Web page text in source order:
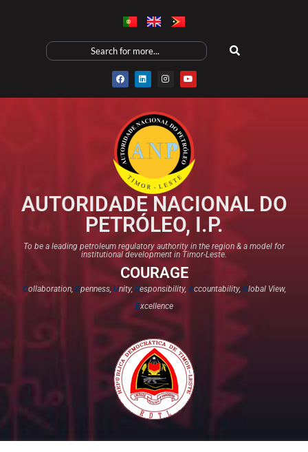
AUTORIDADE NACIONAL DO
PETRÓLEO, I.P.
To be a leading petroleum regulatory authority in the region & a model for
institutional development in Timor-Leste.
COURAGE
Collaboration, Openness, Unity, Responsibility,Accountability, Global View,
Excellence​